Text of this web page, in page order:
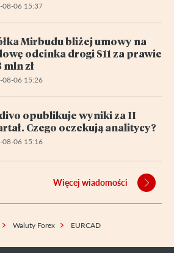
08-06 15:37
Mirbudu bliżej umowy na
odcinka drogi S11 za prawie
mln zł
08-06 15:26
opublikuje wyniki za II
Czego oczekują analitycy?
08-06 15:16
Więcej wiadomości
Waluty Forex EURCAD